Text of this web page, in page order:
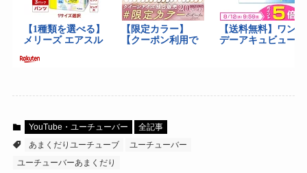
YouTube・ユーチューバー
全記事
あまくだりユーチューブ
ユーチューバー
ユーチューバーあまくだり